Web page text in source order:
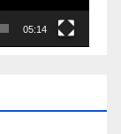
05:14